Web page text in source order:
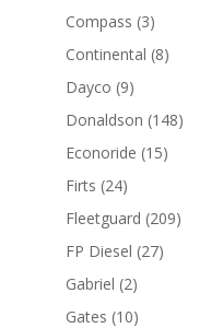
productos
Compass 33
productos
Continental 88
Dayco 99
productos
Donaldson 148148
Econoride 1515
Firts 2424
productos
Fleetguard 209209
FP Diesel 2727
Gabriel 22
productos
Gates 1010